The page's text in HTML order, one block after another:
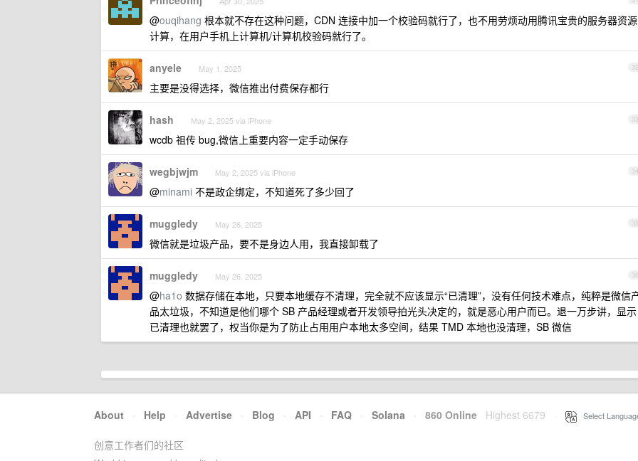
@ouqihang 根本就不存在这种问题，CDN 连接中加一个校验码就行了，也不用劳烦动用腾讯宝贵的服务器资源
计算，在用户手机上计算机/计算机校验码就行了。
32
anyele May 1, 2025
主要是没得选择，微信推出付费保存都行
33
hash May 2, 2025 via iPhone
wcdb 祖传 bug,微信上重要内容一定手动保存
34
wegbjwjm May 2, 2025 via iPhone
@minami 不是政企绑定，不知道死了多少回了
35
muggledy May 26, 2025
微信就是垃圾产品，要不是身边人用，我直接卸载了
36
muggledy May 26, 2025
@ha1o 数据存储在本地，只要本地缓存不清理，完全就不应该显示“已清理”，没有任何技术难点，纯粹是微信
品太垃圾，不知道是他们哪个 SB 产品经理或者开发领导拍光头决定的，就是恶心用户而已。退一万步讲，显示
已清理也就罢了，权当你是为了防止占用用户本地太多空间，结果 TMD 本地也没清理，SB 微信
About · Help · Advertise · Blog · API · FAQ · Solana · 860 Online Highest 6679 Select
创意工作者们的社区